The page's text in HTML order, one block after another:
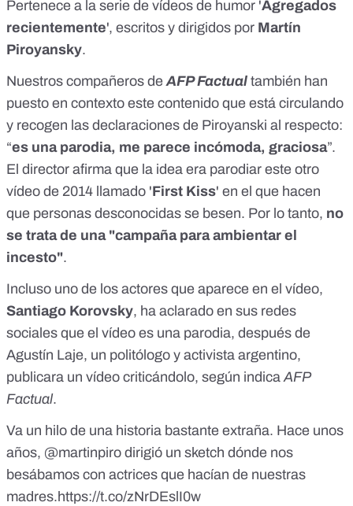
Pertenece a la serie de vídeos de humor 'Agregados
recientemente', escritos y dirigidos por Martín
Piroyansky.
Nuestros compañeros deAFP Factual también han
puesto en contexto este contenido que está circulando
y recogen las declaraciones de Piroyanski al respecto:
“es una parodia, me parece incómoda, graciosa”.
El director afirma que la idea era parodiar este otro
vídeo de 2014 llamado 'First Kiss' en el que hacen
que personas desconocidas se besen. Por lo tanto, no
se trata de una "campaña para ambientar el
incesto".
Incluso uno de los actores que aparece en el vídeo,
Santiago Korovsky, ha aclarado en sus redes
sociales que el vídeo es una parodia, después de
Agustín Laje, un politólogo y activista argentino,
publicara un vídeo criticándolo, según indicaAFP
Factual.
Va un hilo de una historia bastante extraña. Hace unos
años, @martinpiro dirigió un sketch dónde nos
besábamos con actrices que hacían de nuestras
madres.https://t.co/zNrDEslI0w